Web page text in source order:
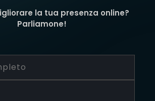
la tua presenza online?
Parliamone!